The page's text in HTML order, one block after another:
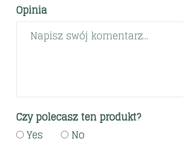
Opinia
Czy polecasz ten produkt?
Yes
No